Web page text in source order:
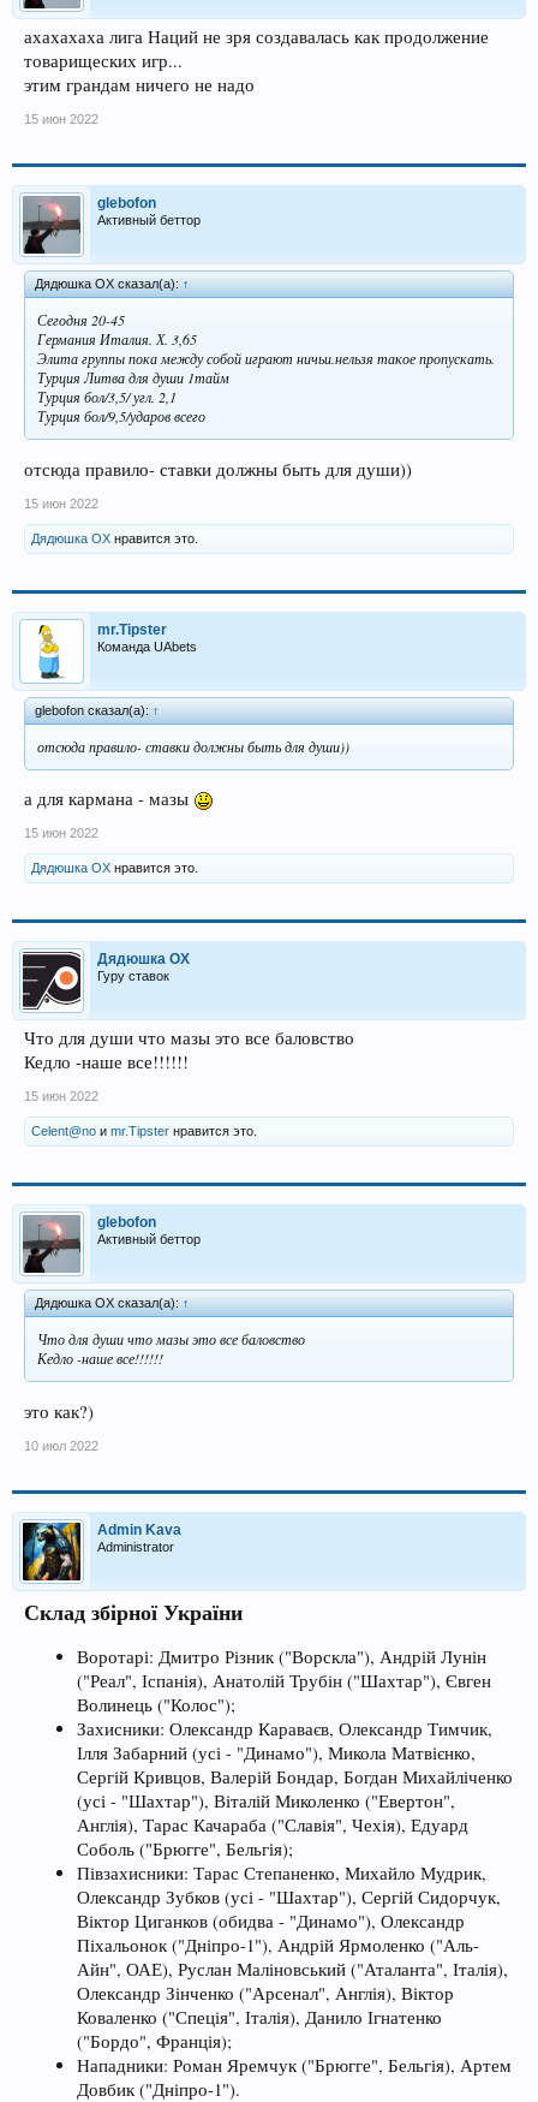
ахахахаха лига Наций не зря создавалась как продолжение
товарищеских игр...
этим грандам ничего не надо
15 июн 2022
glebofon
Активный беттор
Дядюшка ОХ сказал(а): ↑
Сегодня 20-45
Германия Италия. Х. 3,65
Элита группы пока между собой играют ничьи.нельзя такое пропускать.
Турция Литва для души 1тайм
Турция бол/3,5/ угл. 2,1
Турция бол/9,5/ударов всего
отсюда правило- ставки должны быть для души))
15 июн 2022
Дядюшка ОХ нравится это.
mr.Tipster
Команда UAbets
glebofon сказал(а): ↑
отсюда правило- ставки должны быть для души))
а для кармана - мазы
15 июн 2022
Дядюшка ОХ нравится это.
Дядюшка ОХ
Гуру ставок
Что для души что мазы это все баловство
Кедло -наше все!!!!!!
15 июн 2022
Celent@no и mr.Tipster нравится это.
glebofon
Активный беттор
Дядюшка ОХ сказал(а): ↑
Что для души что мазы это все баловство
Кедло -наше все!!!!!!
это как?)
10 июл 2022
Admin Kava
Administrator
Склад збірної України
Воротарі: Дмитро Різник ("Ворскла"), Андрій Лунін
("Реал", Іспанія), Анатолій Трубін ("Шахтар"), Євген
Волинець ("Колос");
Захисники: Олександр Караваєв, Олександр Тимчик,
Ілля Забарний (усі - "Динамо"), Микола Матвієнко,
Сергій Кривцов, Валерій Бондар, Богдан Михайліченко
(усі - "Шахтар"), Віталій Миколенко ("Евертон",
Англія), Тарас Качараба ("Славія", Чехія), Едуард
Соболь ("Брюгге", Бельгія);
Півзахисники: Тарас Степаненко, Михайло Мудрик,
Олександр Зубков (усі - "Шахтар"), Сергій Сидорчук,
Віктор Циганков (обидва - "Динамо"), Олександр
Піхальонок ("Дніпро-1"), Андрій Ярмоленко ("Аль-
Айн", ОАЕ), Руслан Маліновський ("Аталанта", Італія),
Олександр Зінченко ("Арсенал", Англія), Віктор
Коваленко ("Спеція", Італія), Данило Ігнатенко
("Бордо", Франція);
Нападники: Роман Яремчук ("Брюгге", Бельгія), Артем
Довбик ("Дніпро-1").